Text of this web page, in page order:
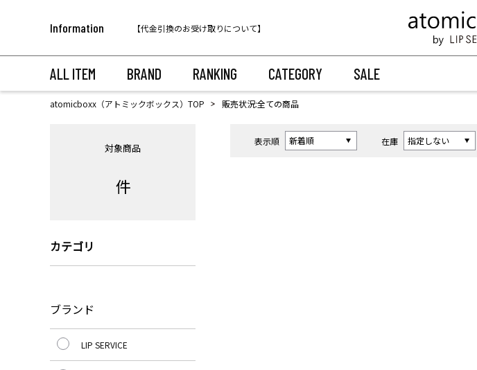
Information
【代金引換のお受け取りについて】
【重要】予約商品のお支払い方法（代金引換）変更に関するお知らせ
ALL ITEM BRAND RANKING CATEGORY SALE
atomicboxx（アトミックボックス）TOP 販売状況:全ての商品
表示順 在庫
対象商品
件
カテゴリ
ブランド
LIP SERVICE